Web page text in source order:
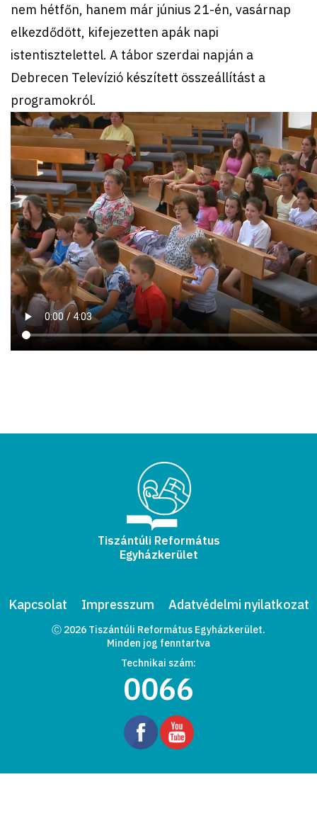
nem hétfőn, hanem már június 21-én, vasárnap
elkezdődött, kifejezetten apák napi
istentisztelettel. A tábor szerdai napján a
Debrecen Televízió készített összeállítást a
programokról.
Tiszántúli Református
Egyházkerület
Kapcsolat Impresszum Adatvédelmi nyilatkozat
Ⓒ 2026 Tiszántúli Református Egyházkerület.
Minden jog fenntartva
Technikai szám:
0066